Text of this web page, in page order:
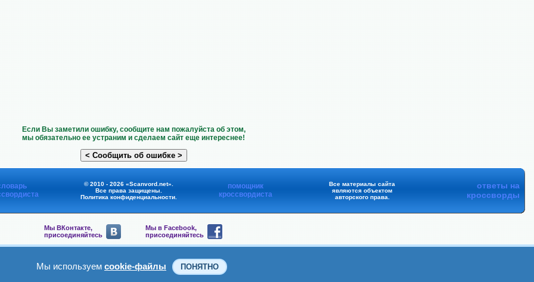
Если Вы заметили ошибку, сообщите нам пожалуйста об этом,
мы обязательно ее устраним и сделаем сайт еще интереснее!
© 2010 - 2026 «Scanvord.net».
Все права защищены.
Политика конфиденциальности.
помощник
кроссвордиста
Все материалы сайта
являются объектом
авторского права.
ответы на
кроссворды
Мы ВКонтакте,
присоединяйтесь
Мы в Facebook,
присоединяйтесь
присоединяйтесь
Мы используем cookie-файлы ПОНЯТНО